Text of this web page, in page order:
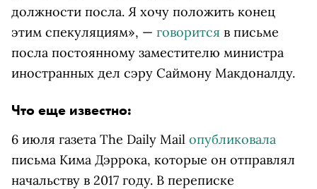
должности посла. Я хочу положить конец
этим спекуляциям», — говорится в письме
посла постоянному заместителю министра
иностранных дел сэру Саймону Макдоналду.
Что еще известно:
6 июля газета The Daily Mail опубликовала
письма Кима Дэррока, которые он отправлял
начальству в 2017 году. В переписке